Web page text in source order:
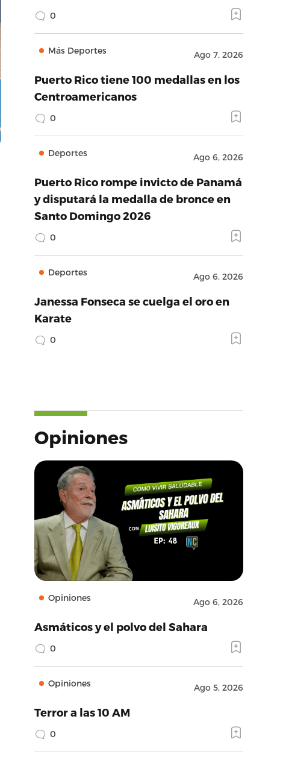
0
Más Deportes Ago 7, 2026
Puerto Rico tiene 100 medallas en los
Centroamericanos
0
Deportes Ago 6, 2026
Puerto Rico rompe invicto de Panamá
y disputará la medalla de bronce en
Santo Domingo 2026
0
Deportes Ago 6, 2026
Janessa Fonseca se cuelga el oro en
Karate
0
Opiniones
Opiniones Ago 6, 2026
Asmáticos y el polvo del Sahara
0
Opiniones Ago 5, 2026
Terror a las 10 AM
0